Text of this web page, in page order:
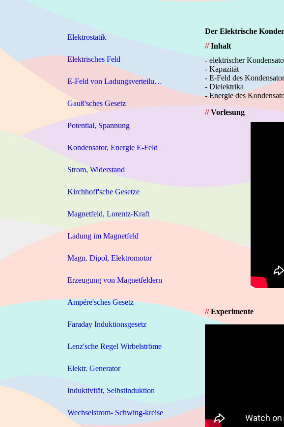
Elektrostatik
Elektrisches Feld
E-Feld von Ladungsverteilungen
Gauß'sches Gesetz
Potential, Spannung
Kondensator, Energie E-Feld
Strom, Widerstand
Kirchhoff'sche Gesetze
Magnetfeld, Lorentz-Kraft
Ladung im Magnetfeld
Magn. Dipol, Elektromotor
Erzeugung von Magnetfeldern
Ampére'sches Gesetz
Faraday Induktionsgesetz
Lenz'sche Regel Wirbelströme
Elektr. Generator
Induktivität, Selbstinduktion
Wechselstrom- Schwing-kreise
Der Elektrische
//Inhalt
- elektrischer
- Kapazität
- E-Feld des
- Dielektrika
- Energie des
//Vorlesung
//Experimente